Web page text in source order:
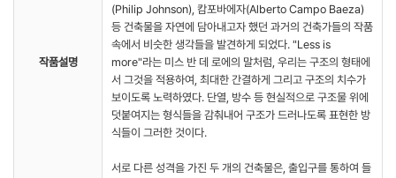
작품설명
(Philip Johnson), 캄포바에자(Alberto Campo Baeza)
등 건축물을 자연에 담아내고자 했던 과거의 건축가들의 작품
속에서 비슷한 생각들을 발견하게 되었다. "Less is
more"라는 미스 반 데 로에의 말처럼, 우리는 구조의 형태에
서 그것을 적용하여, 최대한 간결하게 그리고 구조의 치수가
보이도록 노력하였다. 단열, 방수 등 현실적으로 구조물 위에
덧붙여지는 형식들을 감춰내어 구조가 드러나도록 표현한 방
식들이 그러한 것이다.
서로 다른 성격을 가진 두 개의 건축물은, 출입구를 통하여 들